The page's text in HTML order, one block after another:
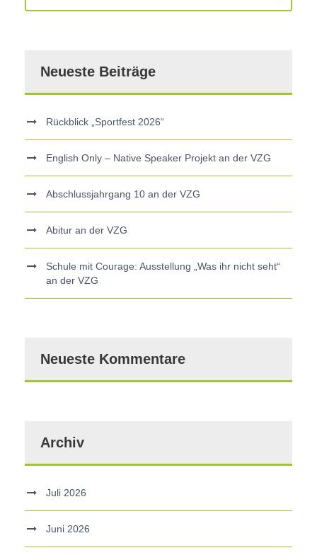
Neueste Beiträge
Rückblick „Sportfest 2026“
English Only – Native Speaker Projekt an der VZG
Abschlussjahrgang 10 an der VZG
Abitur an der VZG
Schule mit Courage: Ausstellung „Was ihr nicht seht“
an der VZG
Neueste Kommentare
Archiv
Juli 2026
Juni 2026